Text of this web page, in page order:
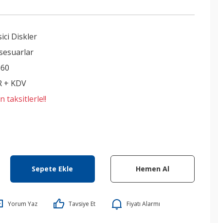
Diskler
+ KDV
taksitlerle!!
Sepete Ekle Hemen Al
Yorum Yaz Tavsiye Et Fiyatı Alarmı